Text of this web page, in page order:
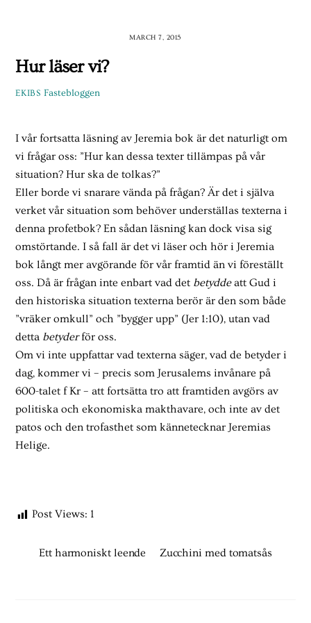
MARCH 7, 2015
Hur läser vi?
EKIBS Fastebloggen
I vår fortsatta läsning av Jeremia bok är det naturligt om
vi frågar oss: ”Hur kan dessa texter tillämpas på vår
situation? Hur ska de tolkas?”
Eller borde vi snarare vända på frågan? Är det i själva
verket vår situation som behöver underställas texterna i
denna profetbok? En sådan läsning kan dock visa sig
omstörtande. I så fall är det vi läser och hör i Jeremia
bok långt mer avgörande för vår framtid än vi föreställt
oss. Då är frågan inte enbart vad det betyddeatt Gud i
den historiska situation texterna berör är den som både
”vräker omkull” och ”bygger upp” (Jer 1:10), utan vad
detta betyderför oss.
Om vi inte uppfattar vad texterna säger, vad de betyder i
dag, kommer vi – precis som Jerusalems invånare på
600-talet f Kr – att fortsätta tro att framtiden avgörs av
politiska och ekonomiska makthavare, och inte av det
patos och den trofasthet som kännetecknar Jeremias
Helige.
Post Views: 1
Ett harmoniskt leende Zucchini med tomatsås